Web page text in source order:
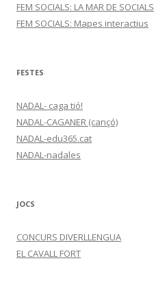
FEM SOCIALS: LA MAR DE SOCIALS
FEM SOCIALS: Mapes interactius
FESTES
NADAL- caga tió!
NADAL-CAGANER (cançó)
NADAL-edu365.cat
NADAL-nadales
JOCS
CONCURS DIVERLLENGUA
EL CAVALL FORT